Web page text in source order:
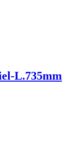
L.735mm